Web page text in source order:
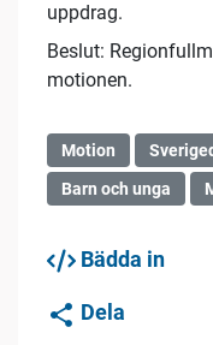
uppdrag.
Beslut:
motionen.
Motion
Barn och unga
Bädda in
Dela